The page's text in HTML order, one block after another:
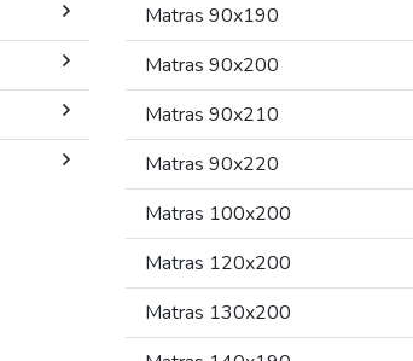
Matras 90x190
Matras 90x200
Matras 90x210
Matras 90x220
Matras 100x200
Matras 120x200
Matras 130x200